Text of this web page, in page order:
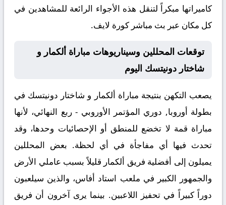
كاميراتها مبكراً لتنقل هذه الأجواء الرائعة للمشاهدين في
كل مكان عبر بث مباشر كورة لايف.
توقعات المحللين وسيناريوهات مباراة ألكمار و
شاختار دونيتسك اليوم
يصعب التكهن بنتيجة مباراة ألكمار و شاختار دونيتسك في
بطولة أوروبا, دوري المؤتمر الأوروبي - ربع النهائي، لأنها
مباراة قمة لا تخضع للمنطق أو الإحصائيات وحدها، وقد
تحدث فيها أي مفاجأة في أي لحظة. بعض المحللين
يميلون إلى أفضلية فريق ألكمار قليلاً بسبب عاملي الأرض
والجمهور الكبير في ملعب استاد أفاس، والذين سيلعبون
دوراً كبيراً في تحفيز اللاعبين. بينما يرى آخرون أن فريق